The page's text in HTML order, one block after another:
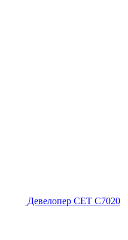
Девелопер CET C7020